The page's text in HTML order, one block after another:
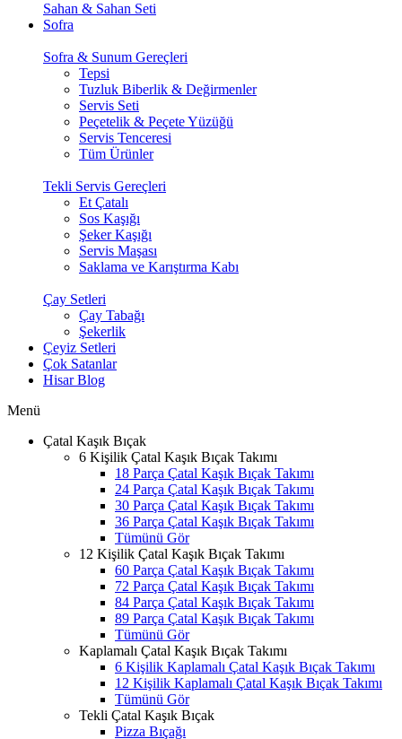
Sahan & Sahan Seti
Sofra
Sofra & Sunum Gereçleri
Tepsi
Tuzluk Biberlik & Değirmenler
Servis Seti
Peçetelik & Peçete Yüzüğü
Servis Tenceresi
Tüm Ürünler
Tekli Servis Gereçleri
Et Çatalı
Sos Kaşığı
Şeker Kaşığı
Servis Maşası
Saklama ve Karıştırma Kabı
Çay Setleri
Çay Tabağı
Şekerlik
Çeyiz Setleri
Çok Satanlar
Hisar Blog
Menü
Çatal Kaşık Bıçak
6 Kişilik Çatal Kaşık Bıçak Takımı
18 Parça Çatal Kaşık Bıçak Takımı
24 Parça Çatal Kaşık Bıçak Takımı
30 Parça Çatal Kaşık Bıçak Takımı
36 Parça Çatal Kaşık Bıçak Takımı
Tümünü Gör
12 Kişilik Çatal Kaşık Bıçak Takımı
60 Parça Çatal Kaşık Bıçak Takımı
72 Parça Çatal Kaşık Bıçak Takımı
84 Parça Çatal Kaşık Bıçak Takımı
89 Parça Çatal Kaşık Bıçak Takımı
Tümünü Gör
Kaplamalı Çatal Kaşık Bıçak Takımı
6 Kişilik Kaplamalı Çatal Kaşık Bıçak Takımı
12 Kişilik Kaplamalı Çatal Kaşık Bıçak Takımı
Tümünü Gör
Tekli Çatal Kaşık Bıçak
Pizza Bıçağı